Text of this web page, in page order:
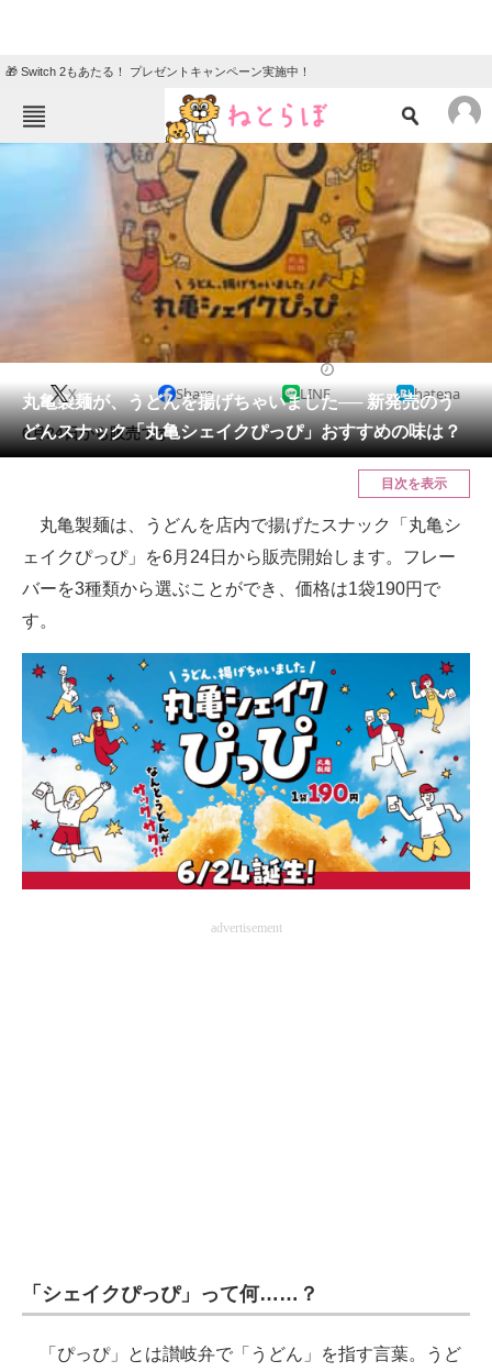
🎁 Switch 2もあたる！ プレゼントキャンペーン実施中！
ねとらぼメニュー
ニュース
クイズ
地域
教育・育児
リサーチ
会員記事
メディア
ITの今と未来を見通す
スマホと通信の最新トレンド
好きが集まる 比べて選べる
ビジネスと働き方のヒント
AI活用のいまが分かる
企業ITのトレンドを詳説
経営リーダーのコミュニティ
エネルギーの専門メディア
建設×テクノロジーの最前線
丸亀製麺が、うどんを揚げちゃいました── 新発売のう
どんスナック「丸亀シェイクぴっぴ」おすすめの味は？
X Share LINE hatena
6月24日から販売です。
目次を表示
丸亀製麺は、うどんを店内で揚げたスナック「丸亀シ
ェイクぴっぴ」を6月24日から販売開始します。フレー
バーを3種類から選ぶことができ、価格は1袋190円で
す。
advertisement
「シェイクぴっぴ」って何……？
「ぴっぴ」とは讃岐弁で「うどん」を指す言葉。うど